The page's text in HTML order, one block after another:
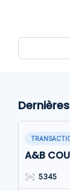
A&B
5345